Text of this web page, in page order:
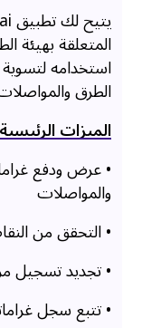
المتعلقة بهيئة
استخدامه
الطرق
الميزات
• عرض ودفع
والمواصلات
• التحقق من
• تجديد تسجيل
• تتبع سجل